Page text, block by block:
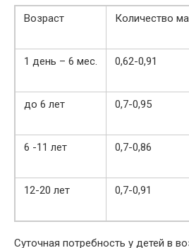
Возраст Количество
1 день – 6 мес. 0,62-0,91
до 6 лет 0,7-0,95
6 -11 лет 0,7-0,86
12-20 лет 0,7-0,91
Суточная потребность у детей в